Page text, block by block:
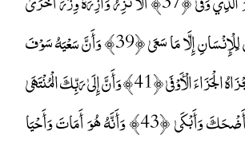
﴿38﴾ وَأَنْ لَيْسَ لِلْإِنْسَانِ إِلَّا مَا سَعَىٰ ﴿39﴾ وَأَنَّ سَعْيَهُ سَوْفَ
يُرَىٰ ﴿40﴾ ثُمَّ يُجْزَاهُ الْجَزَاءَ الْأَوْفَىٰ ﴿41﴾ وَأَنَّ إِلَىٰ رَبِّكَ الْمُنْتَهَىٰ
﴿42﴾ وَأَنَّهُ هُوَ أَضْحَكَ وَأَبْكَىٰ ﴿43﴾ وَأَنَّهُ هُوَ أَمَاتَ وَأَحْيَا